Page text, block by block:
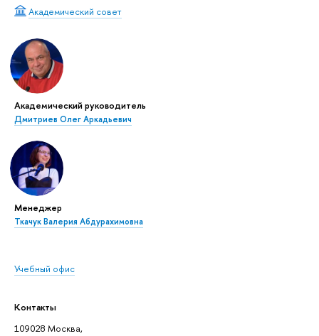
Академический совет
Академический руководитель
Дмитриев Олег Аркадьевич
Менеджер
Ткачук Валерия Абдурахимовна
Учебный офис
Контакты
109028 Москва,